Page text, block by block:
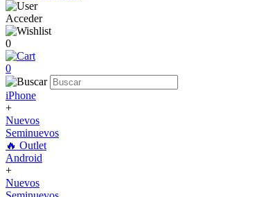
Acceder
0
0
iPhone
+
Nuevos
Seminuevos
🔥 Outlet
Android
+
Nuevos